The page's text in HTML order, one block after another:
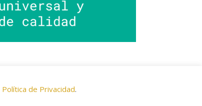
Política de Privacidad.